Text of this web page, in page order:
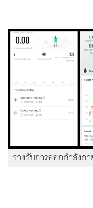
รองรับการออกกำลังก